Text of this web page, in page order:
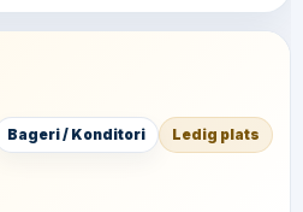
Bageri / Konditori Ledig plats